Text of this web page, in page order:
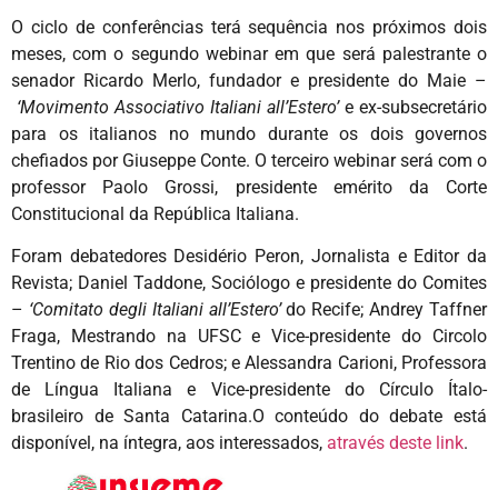
O ciclo de conferências terá sequência nos próximos dois
meses, com o segundo webinar em que será palestrante o
senador Ricardo Merlo, fundador e presidente do Maie –
‘Movimento Associativo Italiani all’Estero’e ex-subsecretário
para os italianos no mundo durante os dois governos
chefiados por Giuseppe Conte. O terceiro webinar será com o
professor Paolo Grossi, presidente emérito da Corte
Constitucional da República Italiana.
Foram debatedores Desidério Peron, Jornalista e Editor da
Revista; Daniel Taddone, Sociólogo e presidente do Comites
– ‘Comitato degli Italiani all’Estero’do Recife; Andrey Taffner
Fraga, Mestrando na UFSC e Vice-presidente do Circolo
Trentino de Rio dos Cedros; e Alessandra Carioni, Professora
de Língua Italiana e Vice-presidente do Círculo Ítalo-
brasileiro de Santa Catarina.O conteúdo do debate está
disponível, na íntegra, aos interessados, através deste link.